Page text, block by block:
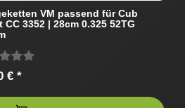
VM passend für Cub
CC 3352 | 28cm 0.325 52TG
€ *